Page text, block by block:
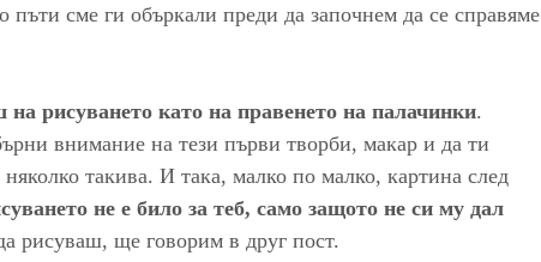
пъти сме ги объркали преди да започнем да се справяме
рисуването като на правенето на палачинки.
внимание на тези първи творби, макар и да ти
такива. И така, малко по малко, картина след
не е било за теб, само защото не си му дал
рисуваш, ще говорим в друг пост.